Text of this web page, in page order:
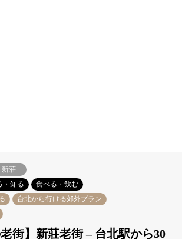
新荘
・知る
食べる・飲む
台北から行ける郊外プラン
老街】新莊老街 – 台北駅から30